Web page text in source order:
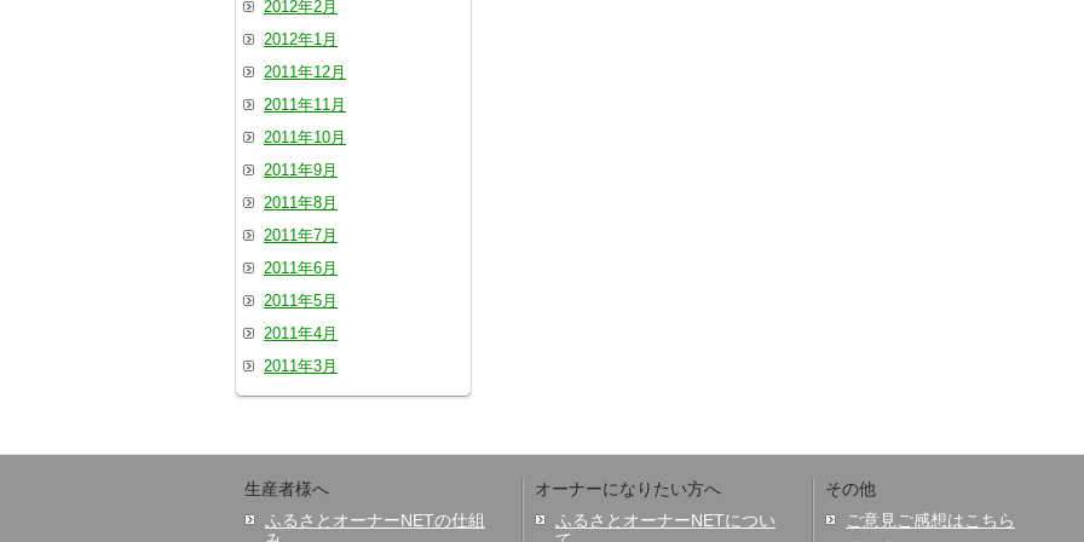
2012年2月
2012年1月
2011年12月
2011年11月
2011年10月
2011年9月
2011年8月
2011年7月
2011年6月
2011年5月
2011年4月
2011年3月
生産者様へ
ふるさとオーナーNETの仕組
オーナーになりたい方へ
ふるさとオーナーNETについ
その他
ご意見ご感想はこちら